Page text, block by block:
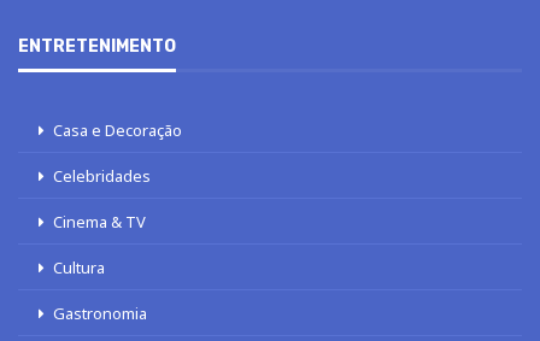
ENTRETENIMENTO
Casa e Decoração
Celebridades
Cinema & TV
Cultura
Gastronomia